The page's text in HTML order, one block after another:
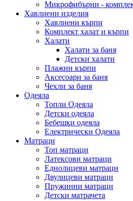
Микрофибърни -
Хавлиени изделия
Хавлиени кърпи
Комплект халат и кърпи
Халати
Халати за баня
Детски халати
Плажни кърпи
Аксесоари за баня
Чехли за баня
Одеяла
Топли Одеяла
Детски одеяла
Бебешки одеяла
Електрически Одеяла
Матраци
Топ матраци
Латексови матраци
Еднолицеви матраци
Двулицеви матраци
Пружинни матраци
Детски матрачета